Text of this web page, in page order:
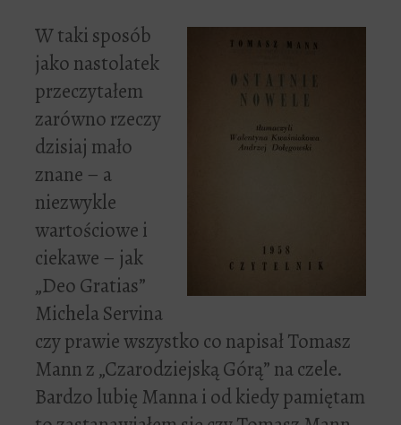
W taki sposób
jako nastolatek
przeczytałem
zarówno rzeczy
dzisiaj mało
znane – a
niezwykle
wartościowe i
ciekawe – jak
„Deo Gratias”
Michela Servina
czy prawie wszystko co napisał Tomasz
Mann z „Czarodziejską Górą” na czele.
Bardzo lubię Manna i od kiedy pamiętam